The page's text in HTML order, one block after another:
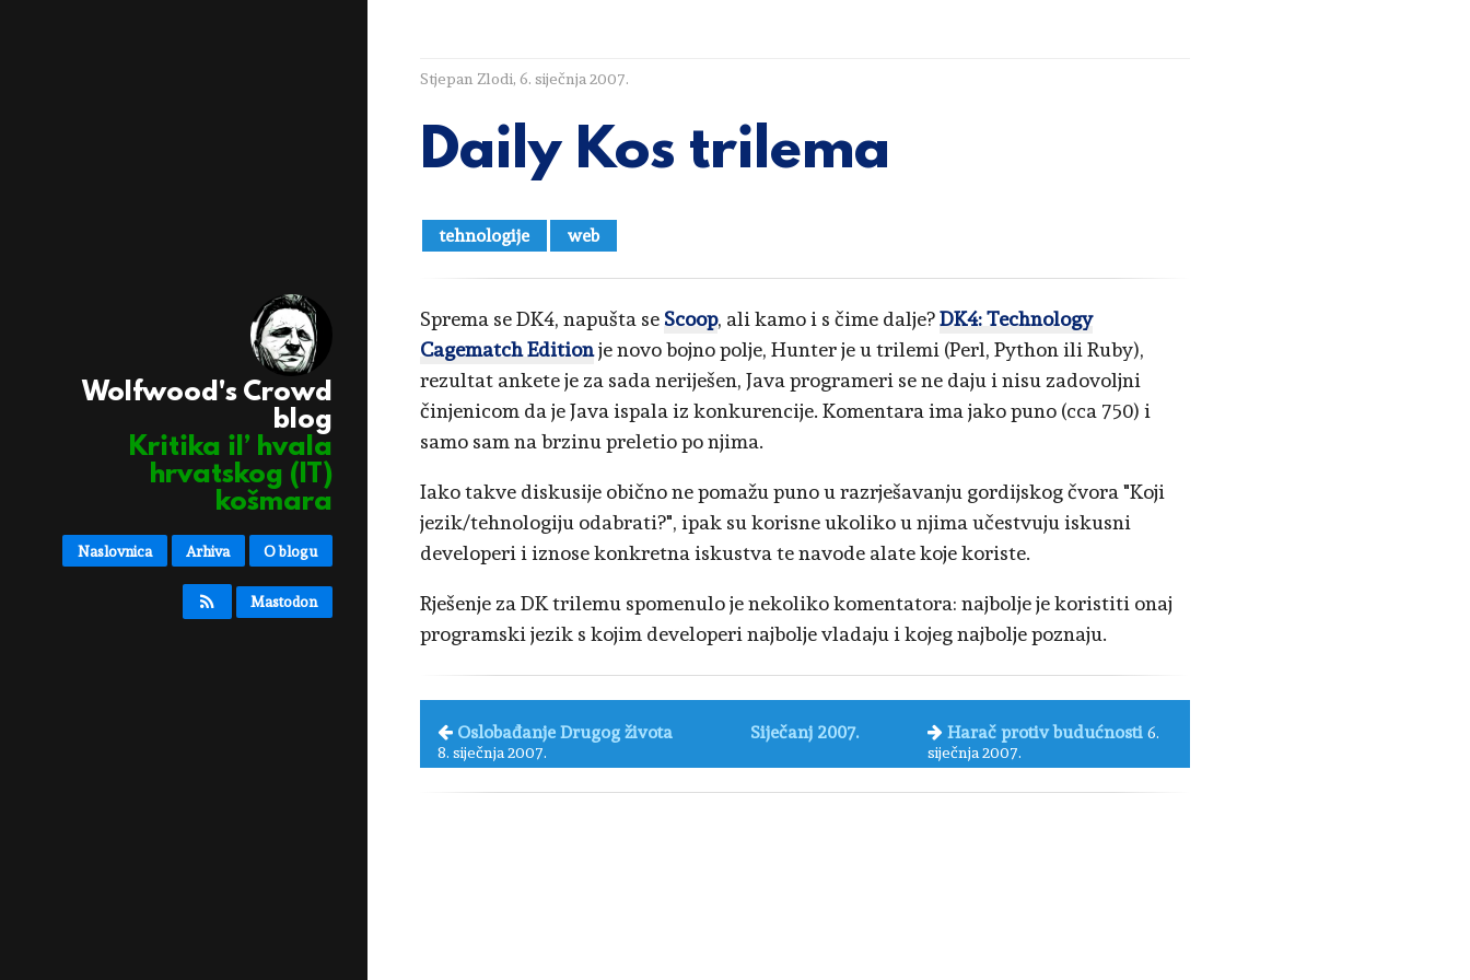
Wolfwood's Crowd
blog
Kritika il’ hvala
hrvatskog (IT)
košmara
Naslovnica Arhiva O blogu
Mastodon
Stjepan Zlodi, 6. siječnja 2007.
Daily Kos trilema
tehnologije web
Sprema se DK4, napušta se Scoop, ali kamo i s čime dalje?DK4: Technology
Cagematch Editionje novo bojno polje, Hunter je u trilemi (Perl, Python ili Ruby),
rezultat ankete je za sada neriješen, Java programeri se ne daju i nisu zadovoljni
činjenicom da je Java ispala iz konkurencije. Komentara ima jako puno (cca 750) i
samo sam na brzinu preletio po njima.
Iako takve diskusije obično ne pomažu puno u razrješavanju gordijskog čvora "Koji
jezik/tehnologiju odabrati?", ipak su korisne ukoliko u njima učestvuju iskusni
developeri i iznose konkretna iskustva te navode alate koje koriste.
Rješenje za DK trilemu spomenulo je nekoliko komentatora: najbolje je koristiti onaj
programski jezik s kojim developeri najbolje vladaju i kojeg najbolje poznaju.
Oslobađanje Drugog života
8. siječnja 2007.
Siječanj 2007. Harač protiv budućnosti 6.
siječnja 2007.